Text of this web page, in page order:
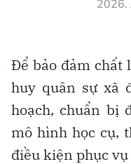
2026.
Để bảo đảm chất
huy quân sự xã
hoạch, chuẩn bị
mô hình học cụ,
điều kiện phục